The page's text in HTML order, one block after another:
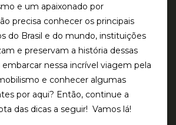
e um apaixonado por
precisa conhecer os principais
do Brasil e do mundo, instituições
e preservam a história dessas
nessa incrível viagem pela
e conhecer algumas
por aqui? Então, continue a
das dicas a seguir! Vamos lá!